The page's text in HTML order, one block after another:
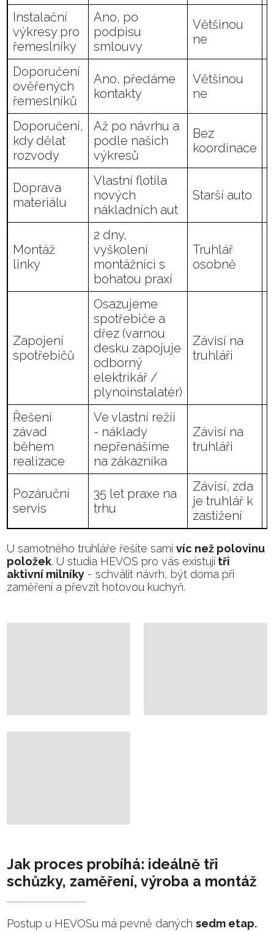
Instalační
výkresy pro
řemeslníky
Ano, po
podpisu
smlouvy
Většinou
ne
Doporučení
ověřených
řemeslníků
Ano, předáme
kontakty
Většinou
ne
Doporučení,
kdy dělat
rozvody
Až po návrhu a
podle našich
výkresů
Bez
koordinace
Doprava
materiálu
Vlastní flotila
nových
nákladních aut
Starší auto
Montáž
linky
2 dny,
vyškolení
montážníci s
bohatou praxí
Truhlář
osobně
Zapojení
spotřebičů
Osazujeme
spotřebiče a
dřez (varnou
desku zapojuje
odborný
elektrikář /
plynoinstalatér)
Závisí na
truhláři
Řešení
závad
během
realizace
Ve vlastní režii
- náklady
nepřenášíme
na zákazníka
Závisí na
truhláři
Pozáruční
servis
35 let praxe na
trhu
Závisí, zda
je truhlář k
zastižení
U samotného truhláře řešíte sami víc než polovinu
položek. U studia HEVOS pro vás existujítři
aktivní milníky- schválit návrh, být doma při
zaměření a převzít hotovou kuchyň.
Jak proces probíhá: ideálně tři
schůzky, zaměření, výroba a montáž
Postup u HEVOSu má pevně daných sedm etap.